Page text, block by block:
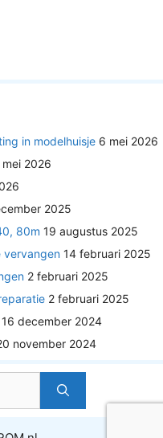
in modelhuisje 6 mei 2026
mei 2026
2025
80m 19 augustus 2025
vervangen 14 februari 2025
2 februari 2025
2 februari 2025
16 december 2024
november 2024